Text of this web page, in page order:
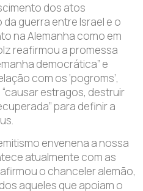
dos atos
guerra entre Israel e o
na Alemanha como em
reafirmou a promessa
democrática” e
com os ‘pogroms’,
estragos, destruir
para definir a
envenena a nossa
atualmente com as
o chanceler alemão,
aqueles que apoiam o